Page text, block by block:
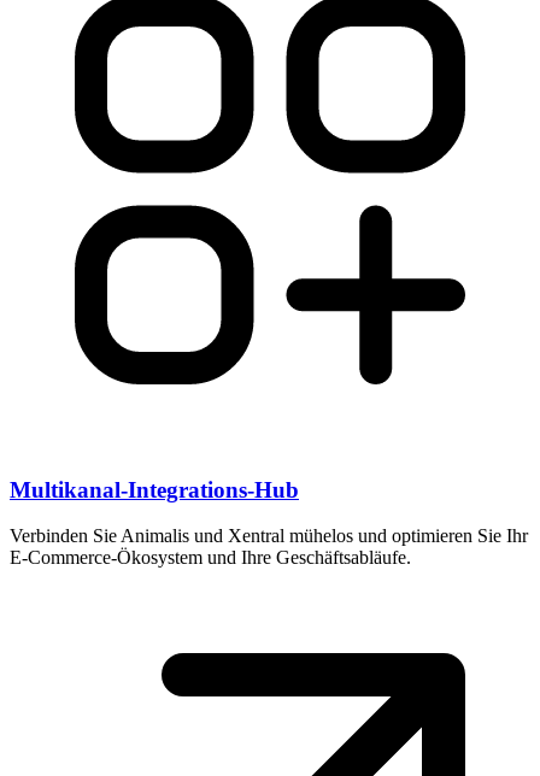
Multikanal-Integrations-Hub
Verbinden Sie Animalis und Xentral mühelos und optimieren Sie Ihr
E-Commerce-Ökosystem und Ihre Geschäftsabläufe.